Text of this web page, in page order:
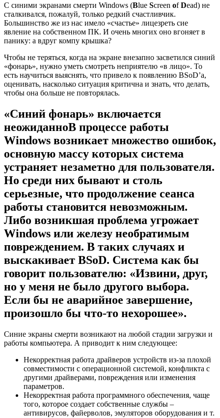
С синими экранами смерти Windows (Blue Screen ofDead) не
сталкивался, пожалуй, только редкий счастливчик.
Большинство же из нас имело «счастье» лицезреть сие
явление на собственном ПК. И очень многих оно вгоняет в
панику: а вдруг компу крышка?
Чтобы не теряться, когда на экране внезапно засветился синий
«фонарь», нужно уметь смотреть неприятелю «в лицо». То
есть научиться выяснять, что привело к появлению BSoD’a,
оценивать, насколько ситуация критична и знать, что делать,
чтобы она больше не повторялась.
«Синий фонарь» включается
неожиданноВ процессе работы
Windows возникает множество ошибок,
основную массу которых система
устраняет незаметно для пользователя.
Но среди них бывают и столь
серьезные, что продолжение сеанса
работы становится невозможным.
Либо возникшая проблема угрожает
Windows или железу необратимым
повреждением. В таких случаях и
выскакивает BSoD. Система как бы
говорит пользователю: «Извини, друг,
но у меня не было другого выбора.
Если бы не аварийное завершение,
произошло бы что-то нехорошее».
Синие экраны смерти возникают на любой стадии загрузки и
работы компьютера. А приводит к ним следующее:
Некорректная работа драйверов устройств из-за плохой
совместимости с операционной системой, конфликта с
другими драйверами, повреждения или изменения
параметров.
Некорректная работа программного обеспечения, чаще
того, которое создает собственные службы –
антивирусов, файерволов, эмуляторов оборудования и т.